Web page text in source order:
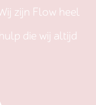
zijn Flow heel
die wij altijd